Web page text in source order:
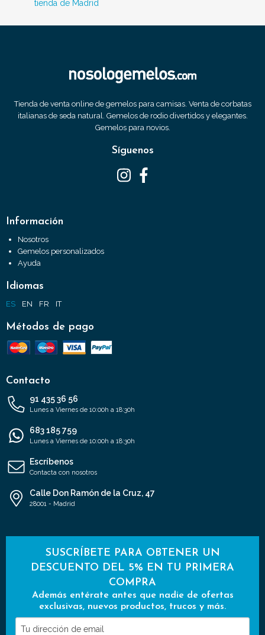
tienda de Madrid
Tienda de venta online de gemelos para camisas. Venta de corbatas
italianas de seda natural. Gemelos de rodio divertidos y elegantes.
Gemelos para novios.
Síguenos
Información
Nosotros
Gemelos personalizados
Ayuda
Idiomas
ES EN FR IT
Métodos de pago
Contacto
91 435 36 56
Lunes a Viernes de 10:00h a 18:30h
683 185 759
Lunes a Viernes de 10:00h a 18:30h
Escríbenos
Contacta con nosotros
Calle Don Ramón de la Cruz, 47
28001 - Madrid
SUSCRÍBETE PARA OBTENER UN
DESCUENTO DEL 5% EN TU PRIMERA
COMPRA
Además entérate antes que nadie de ofertas
exclusivas, nuevos productos, trucos y más.
Tu